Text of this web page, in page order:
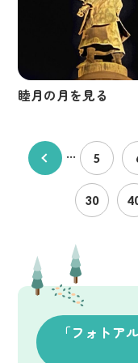
睦月の月を見る
... 5
30
「フォトア